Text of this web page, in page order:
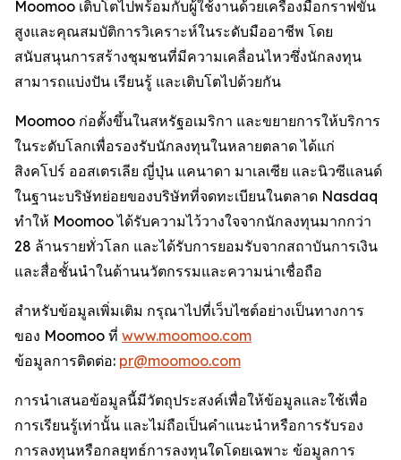
Moomoo เติบโตไปพร้อมกับผู้ใช้งานด้วยเครื่องมือกราฟขั้น
สูงและคุณสมบัติการวิเคราะห์ในระดับมืออาชีพ โดย
สนับสนุนการสร้างชุมชนที่มีความเคลื่อนไหวซึ่งนักลงทุน
สามารถแบ่งปัน เรียนรู้ และเติบโตไปด้วยกัน
Moomoo ก่อตั้งขึ้นในสหรัฐอเมริกา และขยายการให้บริการ
ในระดับโลกเพื่อรองรับนักลงทุนในหลายตลาด ได้แก่
สิงคโปร์ ออสเตรเลีย ญี่ปุ่น แคนาดา มาเลเซีย และนิวซีแลนด์
ในฐานะบริษัทย่อยของบริษัทที่จดทะเบียนในตลาด Nasdaq
ทำให้ Moomoo ได้รับความไว้วางใจจากนักลงทุนมากกว่า
28 ล้านรายทั่วโลก และได้รับการยอมรับจากสถาบันการเงิน
และสื่อชั้นนำในด้านนวัตกรรมและความน่าเชื่อถือ
สำหรับข้อมูลเพิ่มเติม กรุณาไปที่เว็บไซต์อย่างเป็นทางการ
ของ Moomoo ที่ www.moomoo.com
ข้อมูลการติดต่อ: pr@moomoo.com
การนำเสนอข้อมูลนี้มีวัตถุประสงค์เพื่อให้ข้อมูลและใช้เพื่อ
การเรียนรู้เท่านั้น และไม่ถือเป็นคำแนะนำหรือการรับรอง
การลงทุนหรือกลยุทธ์การลงทุนใดโดยเฉพาะ ข้อมูลการ